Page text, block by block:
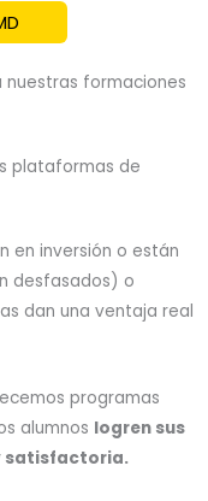
nuestras formaciones
plataformas de
en inversión o están
desfasados) o
dan una ventaja real
programas
alumnos logren sus
satisfactoria.